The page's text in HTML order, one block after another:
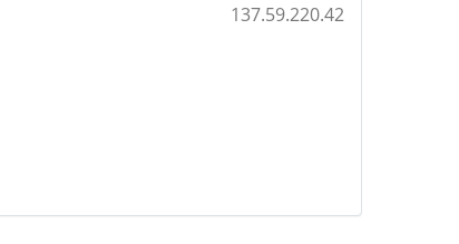
137.59.220.42